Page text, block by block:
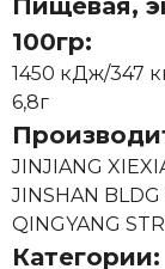
Пищевая,
100гр:
1450 кДж/347
6,8г
JINJIANG
JINSHAN
QINGYANG
Категории: